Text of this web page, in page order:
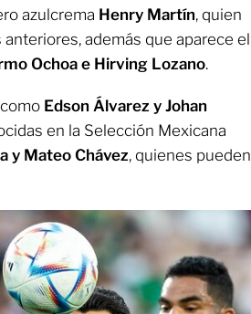
azulcrema Henry Martín, quien
además que aparece el
Ochoa e Hirving Lozano.
Edson Álvarez y Johan
en la Selección Mexicana
y Mateo Chávez, quienes pueden